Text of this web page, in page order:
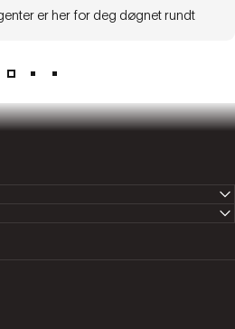
er her for deg døgnet rundt